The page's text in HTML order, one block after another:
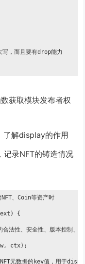
，而且要有drop能力
获取模块发布者权
了解display的作用
录NFT的铸造情况
、Coin等资产时
{
法性、安全性、版本控制、
ctx);
元数据的key值，用于